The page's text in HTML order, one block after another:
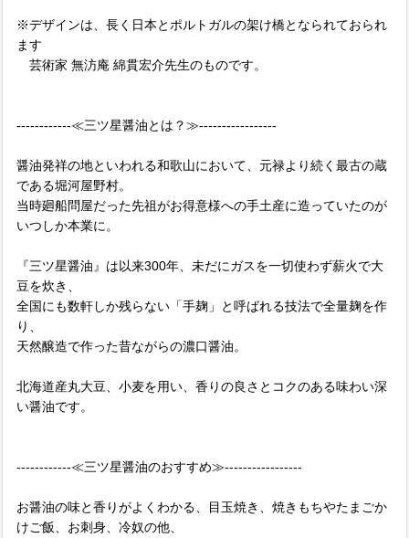
※デザインは、長く日本とポルトガルの架け橋となられておられ
ます
芸術家 無汸庵 綿貫宏介先生のものです。
------------≪三ツ星醤油とは？≫-----------------
醤油発祥の地といわれる和歌山において、元禄より続く最古の蔵
である堀河屋野村。
当時廻船問屋だった先祖がお得意様への手土産に造っていたのが
いつしか本業に。
『三ツ星醤油』は以来300年、未だにガスを一切使わず薪火で大
豆を炊き、
全国にも数軒しか残らない「手麹」と呼ばれる技法で全量麹を作
り、
天然醸造で作った昔ながらの濃口醤油。
北海道産丸大豆、小麦を用い、香りの良さとコクのある味わい深
い醤油です。
------------≪三ツ星醤油のおすすめ≫-----------------
お醤油の味と香りがよくわかる、目玉焼き、焼きもちやたまごか
けご飯、お刺身、冷奴の他、